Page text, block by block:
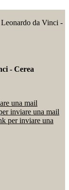
da Vinci -
- Cerea
una mail
inviare una mail
per inviare una